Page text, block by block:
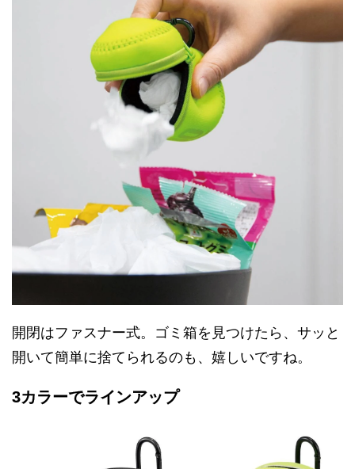
開閉はファスナー式。ゴミ箱を見つけたら、サッと
開いて簡単に捨てられるのも、嬉しいですね。
3カラーでラインアップ